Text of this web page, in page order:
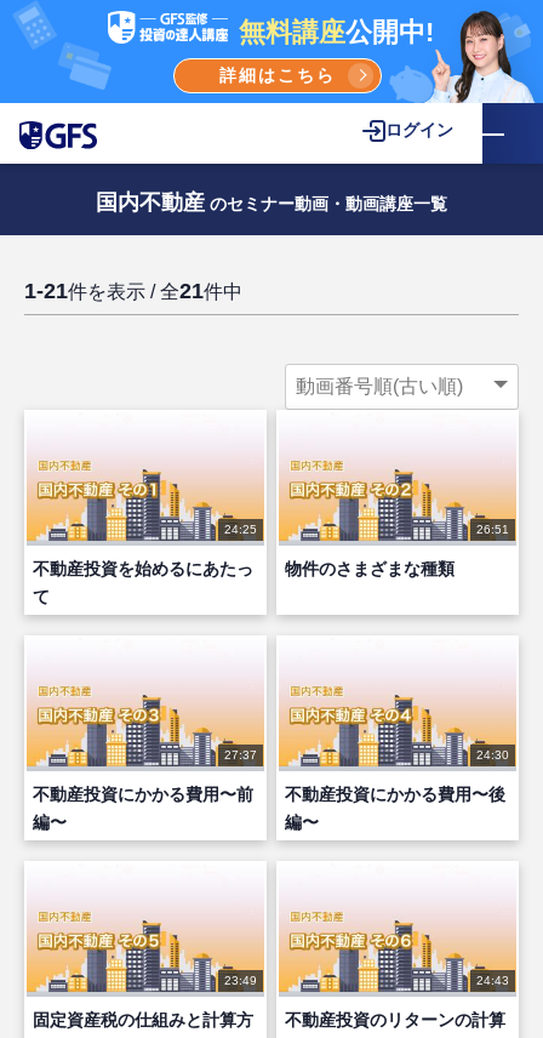
無料講座公開中!
詳細はこちら
ログイン
国内不動産 のセミナー動画・動画講座一覧
1-21件を表示 / 全21件中
24:25
不動産投資を始めるにあたっ
て
26:51
物件のさまざまな種類
27:37
不動産投資にかかる費用〜前
編〜
24:30
不動産投資にかかる費用〜後
編〜
23:49
固定資産税の仕組みと計算方
24:43
不動産投資のリターンの計算